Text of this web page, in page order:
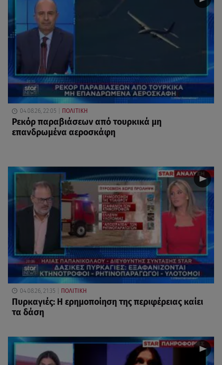
04.08.26, 22:05 ΠΟΛΙΤΙΚΗ
Ρεκόρ παραβιάσεων από τουρκικά μη
επανδρωμένα αεροσκάφη
04.08.26, 21:35 ΠΟΛΙΤΙΚΗ
Πυρκαγιές: Η ερημοποίηση της περιφέρειας καίει
τα δάση